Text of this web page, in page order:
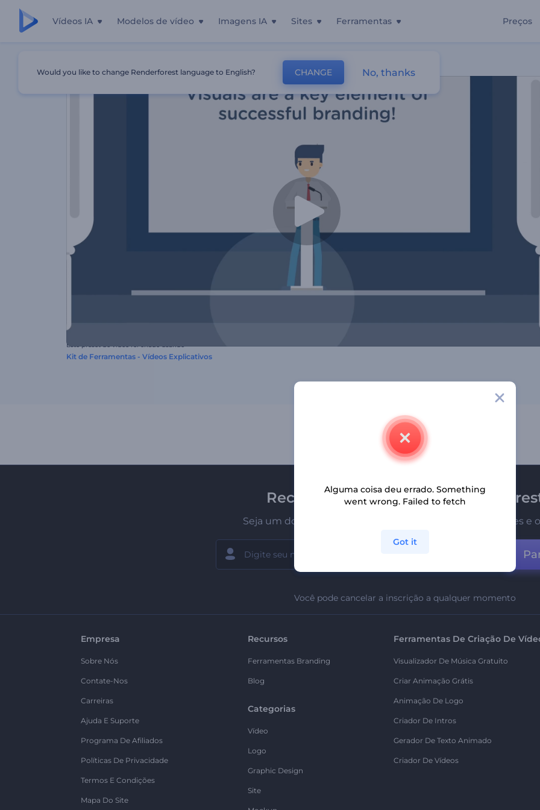
Vídeos IA Modelos de vídeo Imagens IA Sites Ferramentas Preços
Promo Para Especialistas Em Fotografia De Produtos
Este preset de vídeo foi criado usando
Kit de Ferramentas - Vídeos Explicativos
Receba a newsletter da
Seja um dos primeiros a receber nossas últimas novidades e
Você pode cancelar a inscrição a qualquer momento
Empresa
Sobre Nós
Contate-Nos
Carreiras
Ajuda E Suporte
Programa De Afiliados
Políticas De Privacidade
Termos E Condições
Mapa Do Site
Recursos
Ferramentas Branding
Blog
Categorias
Vídeo
Logo
Graphic Design
Site
Ferramentas De Criação De
Visualizador De Música Gratuito
Criar Animação Grátis
Animação De Logo
Criador De Intros
Gerador De Texto Animado
Criador De Vídeos
Would you like to change Renderforest language to English? CHANGE No, thanks
Alguma coisa deu errado. Something
went wrong. Failed to fetch
Got it